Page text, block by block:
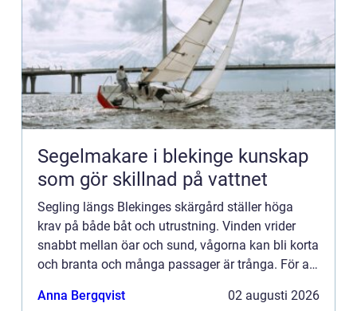
Segelmakare i blekinge kunskap
som gör skillnad på vattnet
Segling längs Blekinges skärgård ställer höga
krav på både båt och utrustning. Vinden vrider
snabbt mellan öar och sund, vågorna kan bli korta
och branta och många passager är trånga. För att
genomtänkta s...
Anna Bergqvist 02 augusti 2026